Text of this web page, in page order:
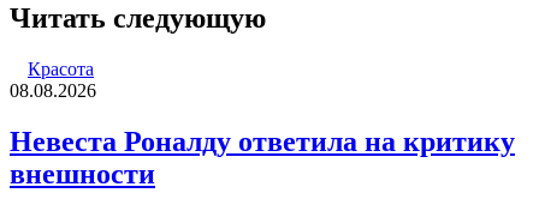
Читать следующую
Красота
08.08.2026
Невеста Роналду ответила на критику
внешности